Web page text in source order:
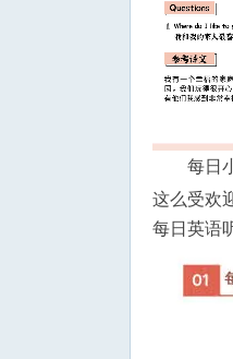
每日
这么受欢
每日英语